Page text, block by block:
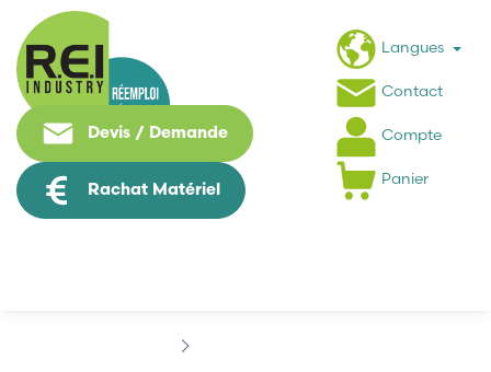
Devis / Demande
Rachat Matériel
Langues
Contact
Compte
Panier